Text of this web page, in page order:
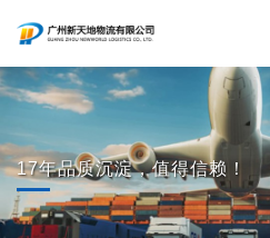
17年品质沉淀，值得信赖！